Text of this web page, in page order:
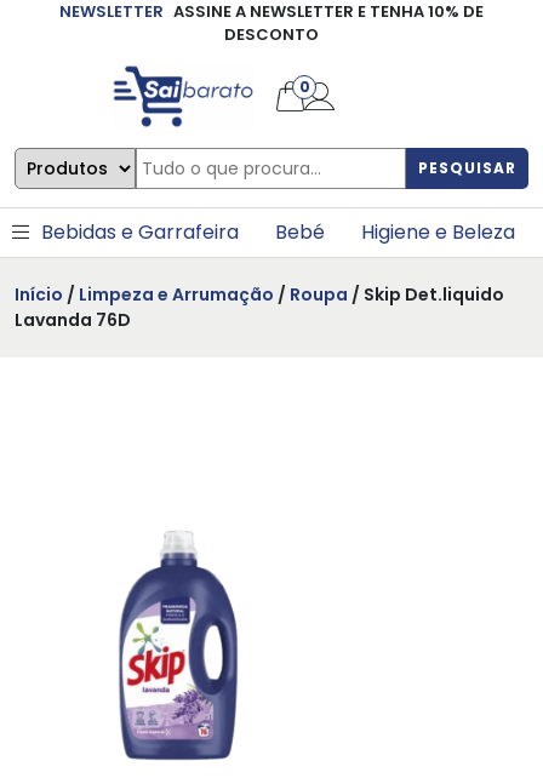
NEWSLETTER ASSINE A NEWSLETTER E TENHA 10% DE
DESCONTO
PESQUISAR
0
Bebidas e Garrafeira Bebé Higiene e Beleza
Início / Limpeza e Arrumação / Roupa / Skip Det.liquido
Lavanda 76D